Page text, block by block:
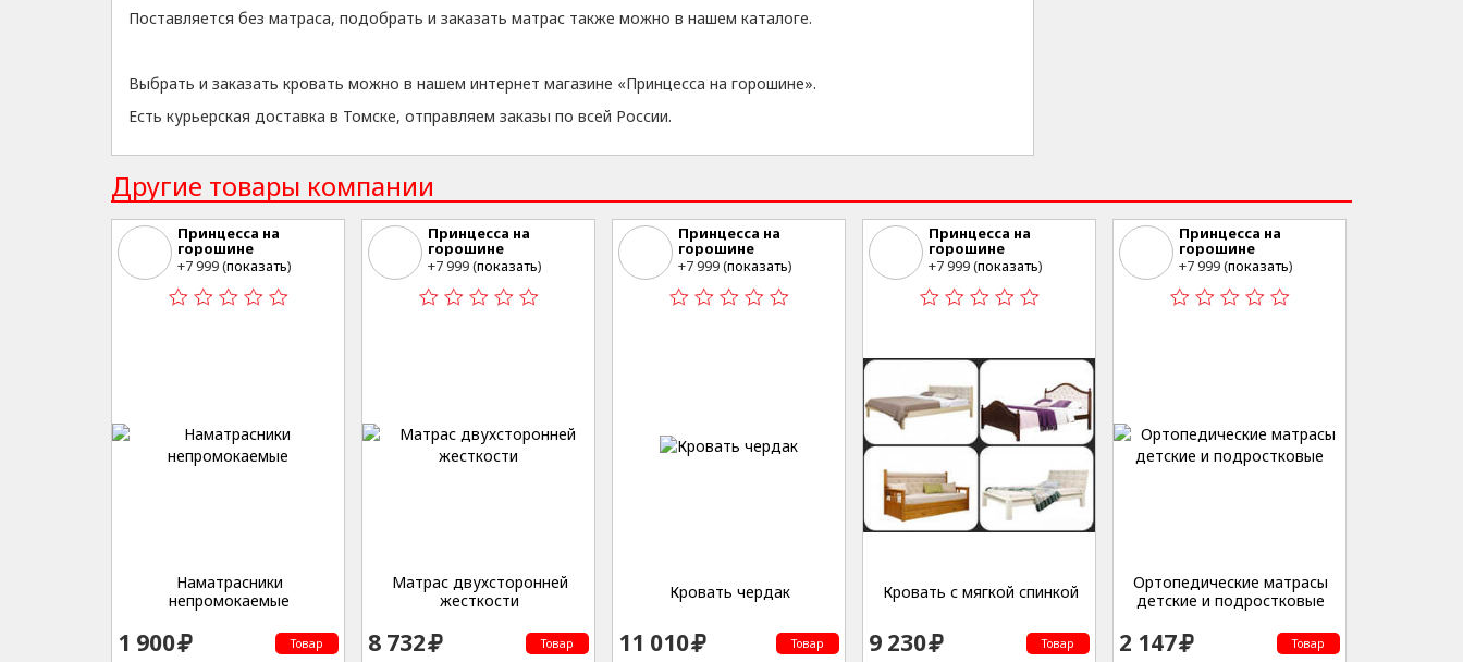
Поставляется без матраса, подобрать и заказать матрас также можно в нашем каталоге.
Выбрать и заказать кровать можно в нашем интернет магазине «Принцесса на горошине».
Есть курьерская доставка в Томске, отправляем заказы по всей России.
Другие товары компании
Принцесса на
горошине
Томск, ул. Войкова 57
+7 999 (показать)
Наматрасники
непромокаемые
1 900 Товар
Принцесса на
горошине
Томск, ул. Войкова 57
+7 999 (показать)
Матрас двухсторонней
жесткости
8 732 Товар
Принцесса на
горошине
Томск, ул. Войкова 57
+7 999 (показать)
Кровать чердак
11 010 Товар
Принцесса на
горошине
Томск, ул. Войкова 57
+7 999 (показать)
Кровать с мягкой спинкой
9 230 Товар
Принцесса на
горошине
Томск, ул. Войкова 57
+7 999 (показать)
Ортопедические матрасы
детские и подростковые
2 147 Товар